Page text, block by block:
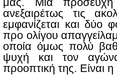
μας. Μία
ανεξαιρέτως τις
εμφανίζεται και δύο
προ ολίγου
οποία όμως πολύ
ψυχή και τον
προοπτική της. Είναι